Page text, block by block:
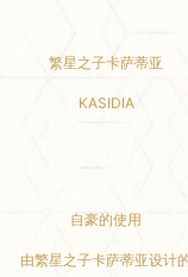
繁星之子卡萨蒂亚
KASIDIA
自豪的使用
由繁星之子卡萨蒂亚设计